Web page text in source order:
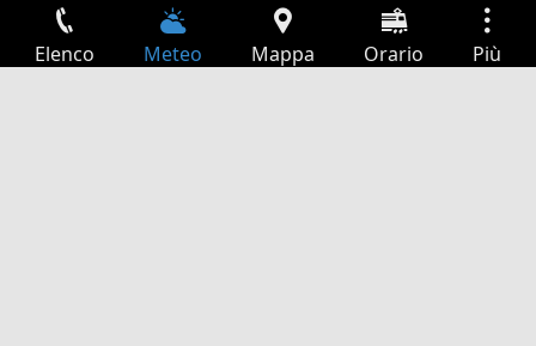
Elenco Meteo Mappa Orario Più